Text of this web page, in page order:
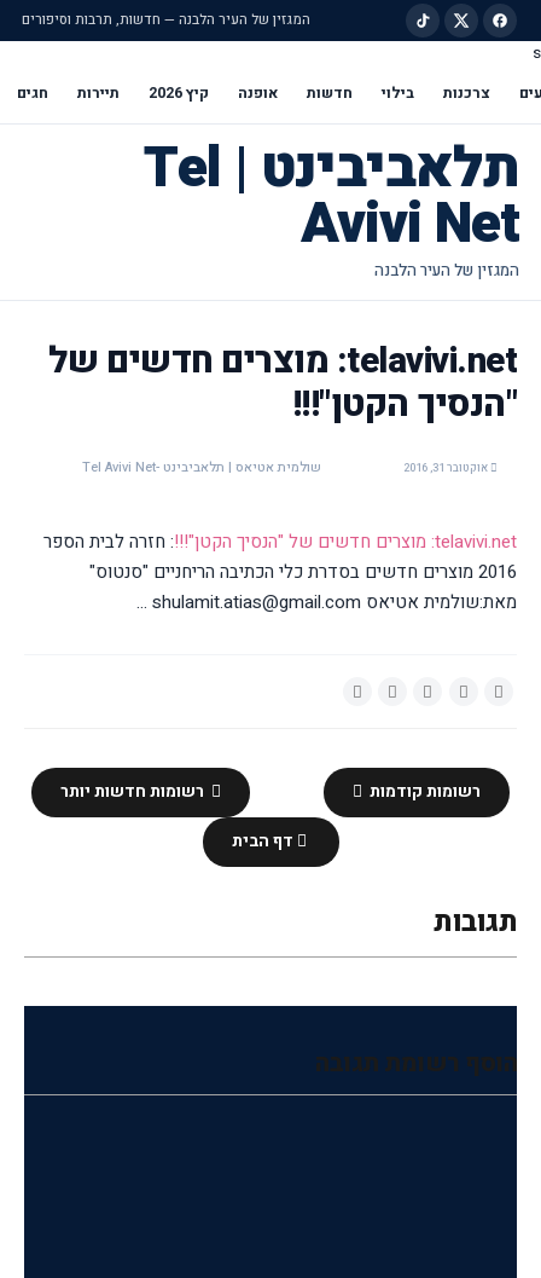
המגזין של העיר הלבנה — חדשות, תרבות וסיפורים
s
צרכנות בילוי חדשות אופנה קיץ 2026 תיירות חגים
תלאביבינט | Tel
Avivi Net
telavivi.net: מוצרים חדשים של
"הנסיך הקטן"!!!
אוקטובר 31, 2016 שולמית אטיאס | תלאביבינט -Tel Avivi Net
telavivi.net: מוצרים חדשים של "הנסיך הקטן"!!!
: חזרה לבית הספר
2016 מוצרים חדשים בסדרת כלי הכתיבה הריחניים "סנטוס"
מאת:שולמית אטיאס shulamit.atias@gmail.com ...
רשומות חדשות יותר רשומות קודמות
דף הבית
תגובות
הוסף רשומת תגובה